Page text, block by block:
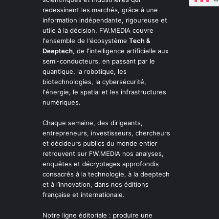
redessinent les marchés, grâce à une
information indépendante, rigoureuse et
utile à la décision. FW.MEDIA couvre
l'ensemble de l'écosystème Tech &
Deeptech, de l'intelligence artificielle aux
semi-conducteurs, en passant par le
quantique, la robotique, les
biotechnologies, la cybersécurité,
l'énergie, le spatial et les infrastructures
numériques.
Chaque semaine, des dirigeants,
entrepreneurs, investisseurs, chercheurs
et décideurs publics du monde entier
retrouvent sur FW.MEDIA nos analyses,
enquêtes et décryptages approfondis
consacrés à la technologie, à la deeptech
et à l’innovation, dans nos éditions
française et internationale.
Notre ligne éditoriale : produire une